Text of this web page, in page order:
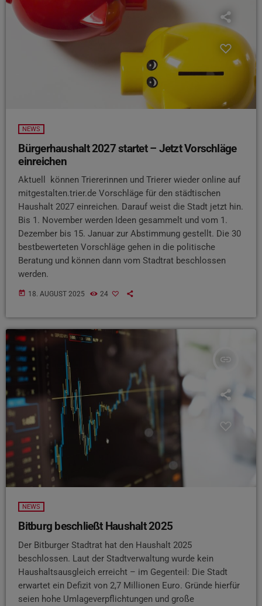
NEWS
Bürgerhaushalt 2027 startet – Jetzt Vorschläge
einreichen
Aktuell können Triererinnen und Trierer wieder online auf
mitgestalten.trier.de Vorschläge für den städtischen
Haushalt 2027 einreichen. Darauf weist die Stadt jetzt hin.
Bis 1. November werden Ideen gesammelt und vom 1.
Dezember bis 15. Januar zur Abstimmung gestellt. Die 30
bestbewerteten Vorschläge gehen in die politische
Beratung und können dann vom Stadtrat beschlossen
werden.
today 18. AUGUST 2025 24
insert_link
NEWS
Bitburg beschließt Haushalt 2025
Der Bitburger Stadtrat hat den Haushalt 2025
beschlossen. Laut der Stadtverwaltung wurde kein
Haushaltsausgleich erreicht – im Gegenteil: Die Stadt
erwartet ein Defizit von 2,7 Millionen Euro. Gründe hierfür
seien hohe Umlageverpflichtungen und große